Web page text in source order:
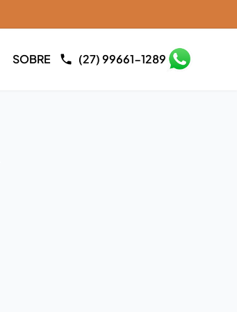
SOBRE (27) 99661-1289